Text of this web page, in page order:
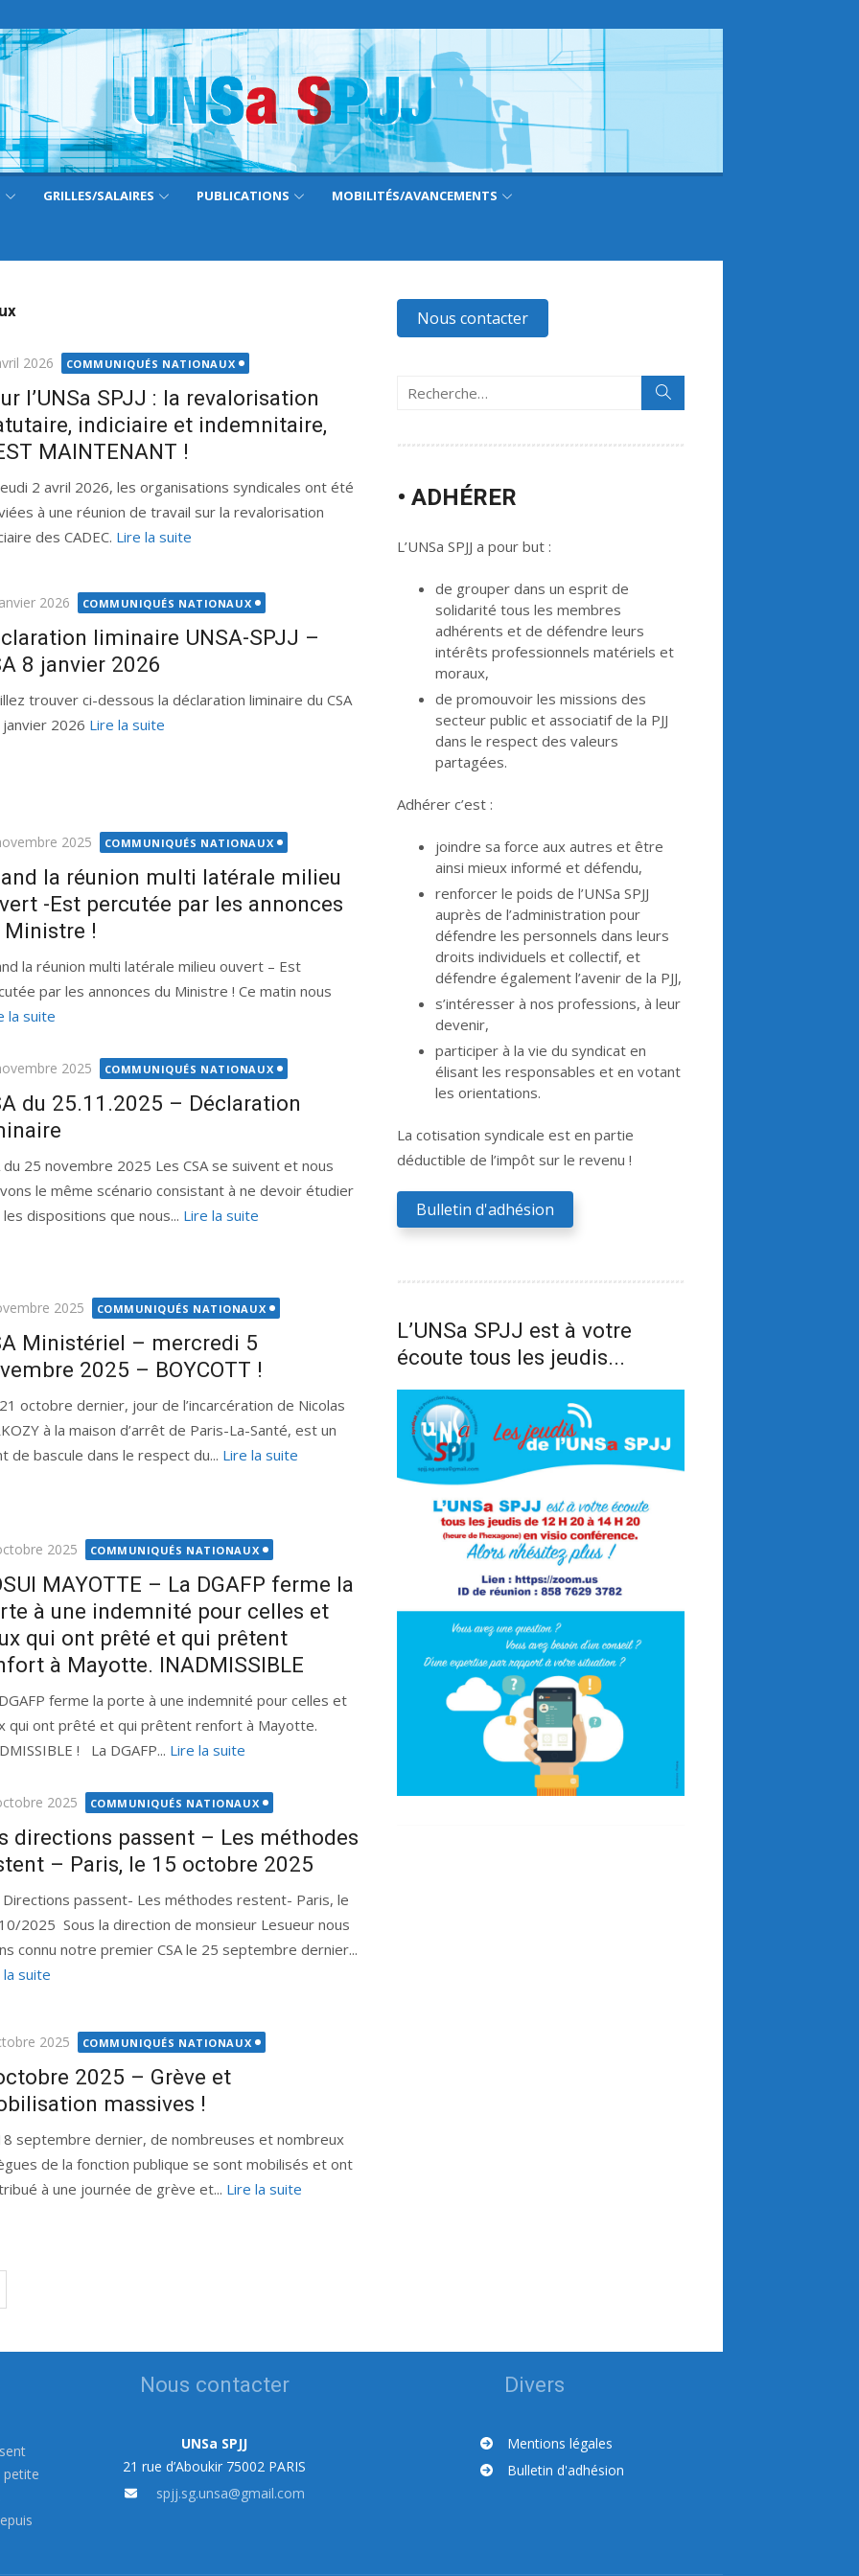
GRILLES/SALAIRES PUBLICATIONS MOBILITÉS/AVANCEMENTS
2026 COMMUNIQUÉS NATIONAUX
l’UNSa SPJJ : la revalorisation
indiciaire et indemnitaire,
MAINTENANT !
2 avril 2026, les organisations syndicales ont été
à une réunion de travail sur la revalorisation
des CADEC. Lire la suite
2026 COMMUNIQUÉS NATIONAUX
liminaire UNSA-SPJJ –
8 janvier 2026
trouver ci-dessous la déclaration liminaire du CSA
2026 Lire la suite
2025 COMMUNIQUÉS NATIONAUX
la réunion multi latérale milieu
-Est percutée par les annonces
Ministre !
la réunion multi latérale milieu ouvert – Est
par les annonces du Ministre ! Ce matin nous
la suite
2025 COMMUNIQUÉS NATIONAUX
du 25.11.2025 – Déclaration
du 25 novembre 2025 Les CSA se suivent et nous
le même scénario consistant à ne devoir étudier
dispositions que nous... Lire la suite
2025 COMMUNIQUÉS NATIONAUX
Ministériel – mercredi 5
2025 – BOYCOTT !
octobre dernier, jour de l’incarcération de Nicolas
à la maison d’arrêt de Paris-La-Santé, est un
de bascule dans le respect du... Lire la suite
2025 COMMUNIQUÉS NATIONAUX
MAYOTTE – La DGAFP ferme la
à une indemnité pour celles et
qui ont prêté et qui prêtent
à Mayotte. INADMISSIBLE
ferme la porte à une indemnité pour celles et
qui ont prêté et qui prêtent renfort à Mayotte.
! La DGAFP... Lire la suite
2025 COMMUNIQUÉS NATIONAUX
directions passent – Les méthodes
– Paris, le 15 octobre 2025
Directions passent- Les méthodes restent- Paris, le
2025 Sous la direction de monsieur Lesueur nous
connu notre premier CSA le 25 septembre dernier...
la suite
2025 COMMUNIQUÉS NATIONAUX
2025 – Grève et
massives !
septembre dernier, de nombreuses et nombreux
de la fonction publique se sont mobilisés et ont
à une journée de grève et... Lire la suite
Nous contacter
Recherche
• ADHÉRER
L’UNSa SPJJ a pour but :
de grouper dans un esprit de
solidarité tous les membres
adhérents et de défendre leurs
intérêts professionnels matériels et
moraux,
de promouvoir les missions des
secteur public et associatif de la PJJ
dans le respect des valeurs
partagées.
Adhérer c’est :
joindre sa force aux autres et être
ainsi mieux informé et défendu,
renforcer le poids de l’UNSa SPJJ
auprès de l’administration pour
défendre les personnels dans leurs
droits individuels et collectif, et
défendre également l’avenir de la PJJ,
s’intéresser à nos professions, à leur
devenir,
participer à la vie du syndicat en
élisant les responsables et en votant
les orientations.
La cotisation syndicale est en partie
déductible de l’impôt sur le revenu !
Bulletin d'adhésion
L’UNSa SPJJ est à votre
écoute tous les jeudis...
petite
Nous contacter
UNSa SPJJ
21 rue d’Aboukir 75002 PARIS
spjj.sg.unsa@gmail.com
Divers
Mentions légales
Bulletin d'adhésion